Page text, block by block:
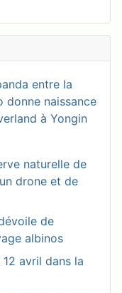
entre la
donne naissance
à Yongin
naturelle de
drone et de
de
albinos
12 avril dans la